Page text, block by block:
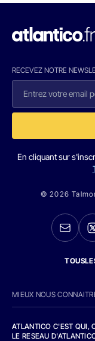
RECEVEZ NOTRE
En cliquant sur
© 2026
MIEUX NOUS
ATLANTICO C'EST QUI,
LE RESEAU